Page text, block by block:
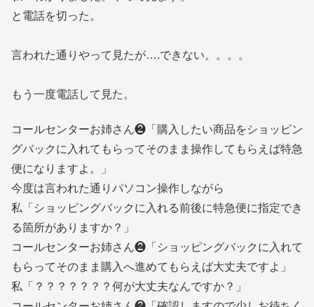
と電話を切った。
言われた通りやって見たが….できない。。。。
もう一度電話して見た。
コールセンターお姉さん❷「購入したい商品をショッピン
グバックに入れてもらってそのまま操作してもらえば特急
便になりますよ。」
今度は言われた通りパソコン操作しながら
私「ショッピングバックに入れる前後に特急便に指定でき
る箇所がありますか？」
コールセンターお姉さん❷「ショッピングバックに入れて
もらってそのまま購入へ進めてもらえば大丈夫ですよ」
私「？？？？？？？何が大丈夫なんですか？」